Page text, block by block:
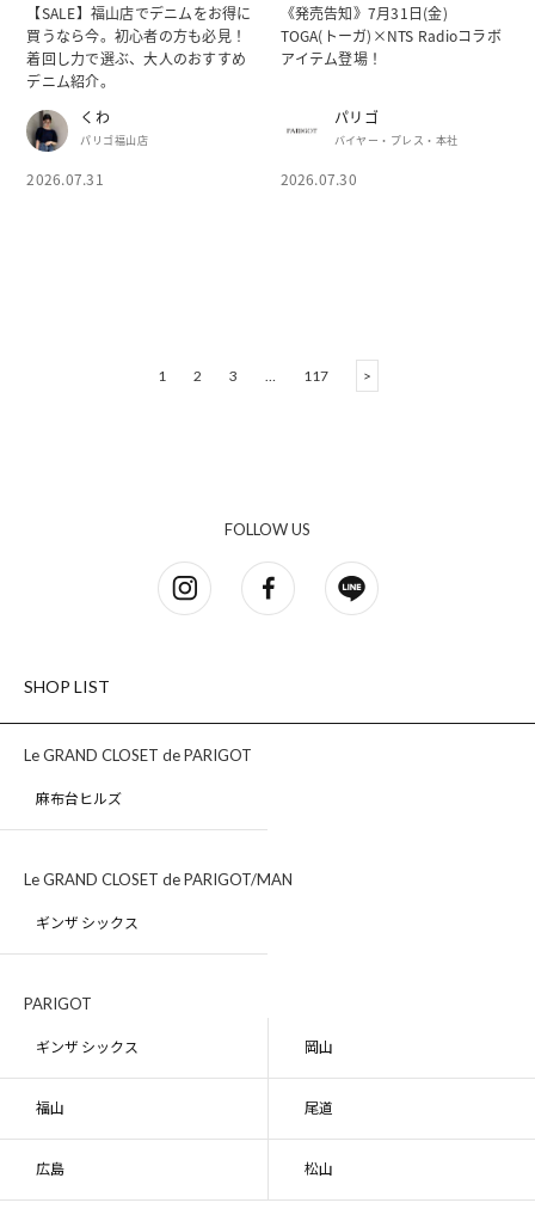
【SALE】福山店でデニムをお得に
買うなら今。初心者の方も必見！
着回し力で選ぶ、大人のおすすめ
デニム紹介。
くわ
パリゴ福山店
2026.07.31
《発売告知》7月31日(金)
TOGA(トーガ)×NTS Radioコラボ
アイテム登場！
パリゴ
バイヤー・プレス・本社
2026.07.30
1 2 3 117 >
FOLLOW US
SHOP LIST
Le GRAND CLOSET de PARIGOT
麻布台ヒルズ
Le GRAND CLOSET de PARIGOT/MAN
ギンザ シックス
PARIGOT
ギンザ シックス 岡山
福山 尾道
広島 松山